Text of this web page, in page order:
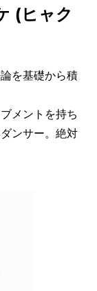
(ヒャク
を基礎から積
メントを持ち
ンサー。絶対